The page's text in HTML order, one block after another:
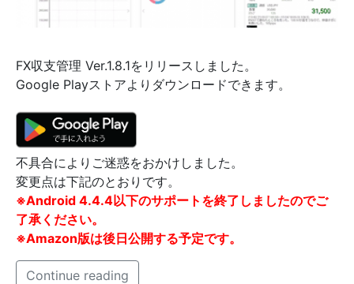
FX収支管理 Ver.1.8.1をリリースしました。
Google Playストアよりダウンロードできます。
不具合によりご迷惑をおかけしました。
変更点は下記のとおりです。
※Android 4.4.4以下のサポートを終了しましたのでご
了承ください。
※Amazon版は後日公開する予定です。
Continue reading